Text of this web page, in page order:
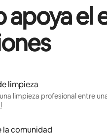
apoya el
limpieza
limpieza profesional entre
la comunidad